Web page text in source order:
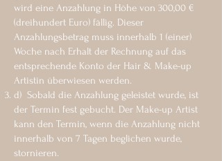
wird eine Anzahlung in Höhe von 300,00 €
(dreihundert Euro) fällig. Dieser
Anzahlungsbetrag muss innerhalb 1 (einer)
Woche nach Erhalt der Rechnung auf das
entsprechende Konto der Hair & Make-up
Artistin überwiesen werden.
d) Sobald die Anzahlung geleistet wurde, ist
der Termin fest gebucht. Der Make-up Artist
kann den Termin, wenn die Anzahlung nicht
innerhalb von 7 Tagen beglichen wurde,
stornieren.